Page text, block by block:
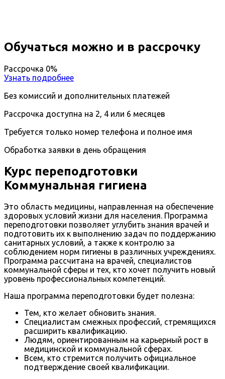
Обучаться можно и в рассрочку
Рассрочка 0%
Узнать подробнее
Без комиссий и дополнительных платежей
Рассрочка доступна на 2, 4 или 6 месяцев
Требуется только номер телефона и полное имя
Обработка заявки в день обращения
Курс переподготовки
Коммунальная гигиена
Это область медицины, направленная на обеспечение
здоровых условий жизни для населения. Программа
переподготовки позволяет углубить знания врачей и
подготовить их к выполнению задач по поддержанию
санитарных условий, а также к контролю за
соблюдением норм гигиены в различных учреждениях.
Программа рассчитана на врачей, специалистов
коммунальной сферы и тех, кто хочет получить новый
уровень профессиональных компетенций.
Наша программа переподготовки будет полезна:
Тем, кто желает обновить знания.
Специалистам смежных профессий, стремящихся
расширить квалификацию.
Людям, ориентированным на карьерный рост в
медицинской и коммунальной сферах.
Всем, кто стремится получить официальное
подтверждение своей квалификации.